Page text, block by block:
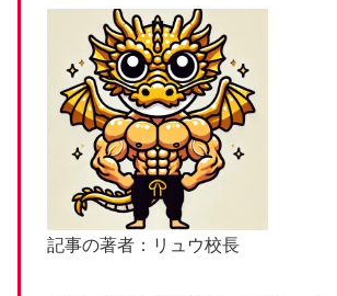
記事の著者：リュウ校長